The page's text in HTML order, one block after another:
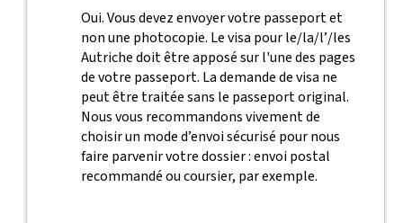
Oui. Vous devez envoyer votre passeport et
non une photocopie. Le visa pour le/la/l’/les
Autriche doit être apposé sur l'une des pages
de votre passeport. La demande de visa ne
peut être traitée sans le passeport original.
Nous vous recommandons vivement de
choisir un mode d’envoi sécurisé pour nous
faire parvenir votre dossier : envoi postal
recommandé ou coursier, par exemple.